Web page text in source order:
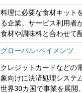
料理に必要な食材キット
る企業。サービス利用者
食材や調味料と合わせて
グローバル･ペイメンツ
クレジットカードなどの
象向けに決済処理システ
世界30カ国で事業を展開